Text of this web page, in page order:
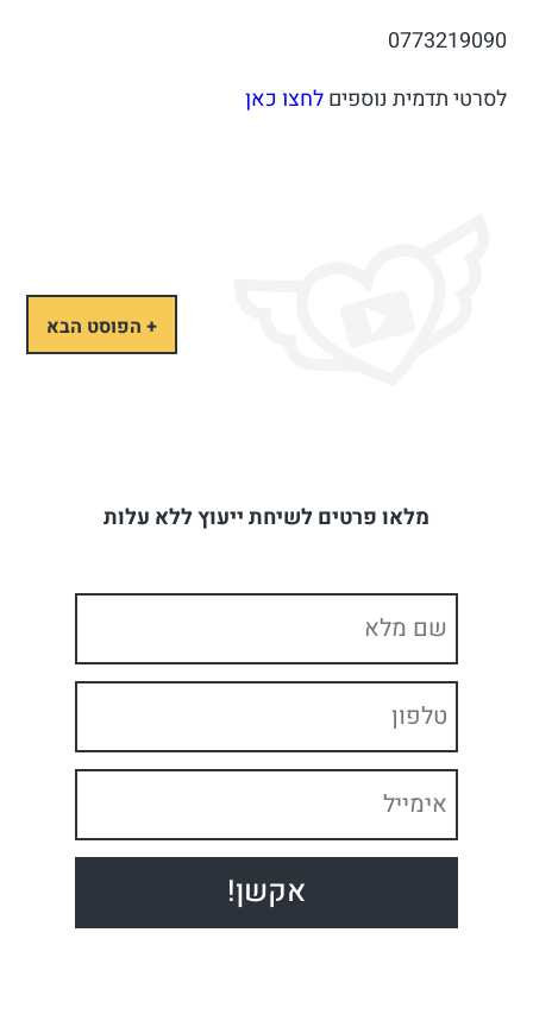
0773219090
לסרטי תדמית נוספיםלחצו כאן
+ הפוסט הבא
מלאו פרטים לשיחת ייעוץ ללא עלות